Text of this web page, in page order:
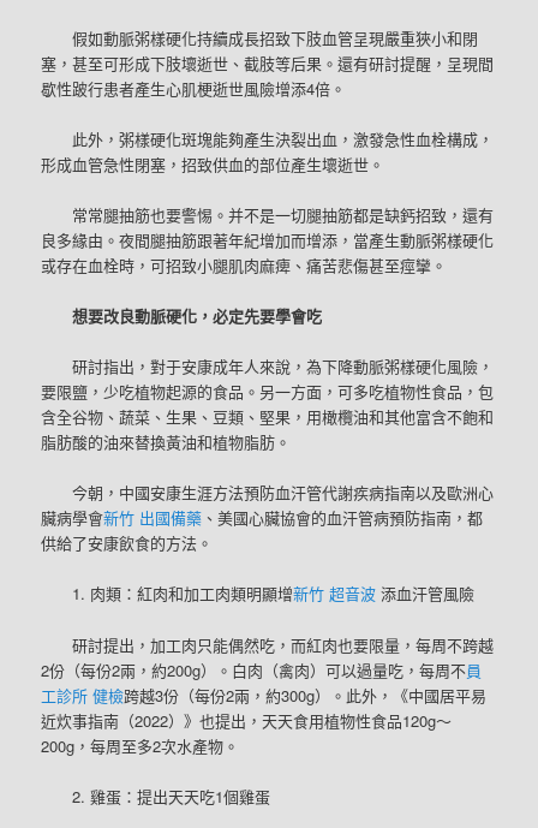
假如動脈粥樣硬化持續成長招致下肢血管呈現嚴重狹小和閉
塞，甚至可形成下肢壞逝世、截肢等后果。還有研討提醒，呈現間
歇性跛行患者產生心肌梗逝世風險增添4倍。
此外，粥樣硬化斑塊能夠產生決裂出血，激發急性血栓構成，
形成血管急性閉塞，招致供血的部位產生壞逝世。
常常腿抽筋也要警惕。并不是一切腿抽筋都是缺鈣招致，還有
良多緣由。夜間腿抽筋跟著年紀增加而增添，當產生動脈粥樣硬化
或存在血栓時，可招致小腿肌肉麻痺、痛苦悲傷甚至痙攣。
想要改良動脈硬化，必定先要學會吃
研討指出，對于安康成年人來說，為下降動脈粥樣硬化風險，
要限鹽，少吃植物起源的食品。另一方面，可多吃植物性食品，包
含全谷物、蔬菜、生果、豆類、堅果，用橄欖油和其他富含不飽和
脂肪酸的油來替換黃油和植物脂肪。
今朝，中國安康生涯方法預防血汗管代謝疾病指南以及歐洲心
臟病學會新竹 出國備藥 、美國心臟協會的血汗管病預防指南，都
供給了安康飲食的方法。
1. 肉類：紅肉和加工肉類明顯增新竹 超音波添血汗管風險
研討提出，加工肉只能偶然吃，而紅肉也要限量，每周不跨越
2份（每份2兩，約200g）。白肉（禽肉）可以過量吃，每周不員
工診所 健檢跨越3份（每份2兩，約300g）。此外，《中國居平易
近炊事指南（2022）》也提出，天天食用植物性食品120g～
200g，每周至多2次水產物。
2. 雞蛋：提出天天吃1個雞蛋